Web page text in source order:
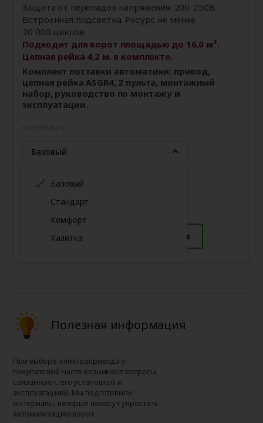
Защита от перепадов напряжения: 200-250В.
Встроенная подсветка. Ресурс не менее
20 000 циклов.
Подходит для ворот площадью до 16,0 м².
Цепная рейка 4,2 м. в комплекте.
Комплект поставки автоматики: привод,
цепная рейка ASGR4, 2 пульта, монтажный
набор, руководство по монтажу и
эксплуатации.
Базовый
Базовый
Стандарт
Комфорт
Калитка
€151
Купить в 1 клик Подробнее
Полезная информация
При выборе электропривода у
покупателей часто возникают вопросы,
связанные с его установкой и
эксплуатацией. Мы подготовили
материалы, которые помогут упростить
автоматизацию ворот.